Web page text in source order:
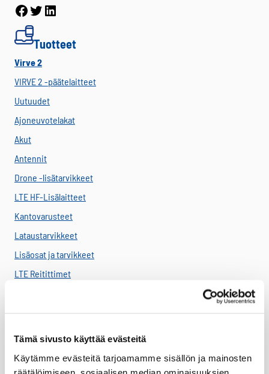
Tämä sivusto käyttää evästeitä
Käytämme evästeitä tarjoamamme sisällön ja mainosten
räätälöimiseen, sosiaalisen median ominaisuuksien
Tuotteet
Virve 2
VIRVE 2 -päätelaitteet
Uutuudet
Ajoneuvotelakat
Akut
Antennit
Drone -lisätarvikkeet
LTE HF-Lisälaitteet
Kantovarusteet
Lataustarvikkeet
Lisäosat ja tarvikkeet
LTE Reitittimet
Varaosat